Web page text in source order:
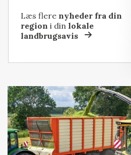
Læs flere nyheder fra din
region i dinlokale
landbrugsavis